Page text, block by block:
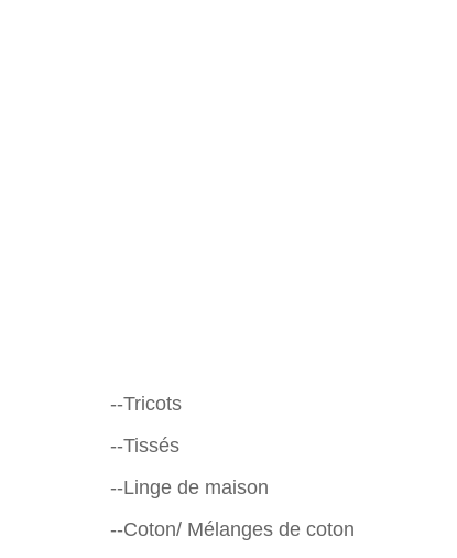
--Tricots
--Tissés
--Linge de maison
--Coton/ Mélanges de coton